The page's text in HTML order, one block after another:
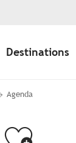
Destinations
Agenda